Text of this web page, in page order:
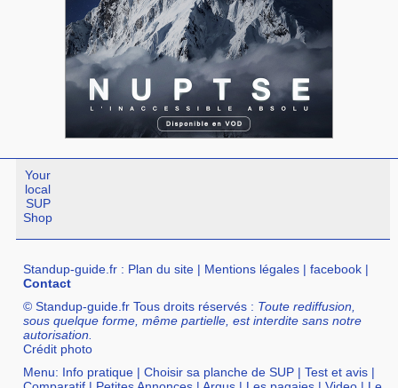
Your
local
SUP
Shop
Standup-guide.fr : Plan du site | Mentions légales |facebook |
Contact
© Standup-guide.fr Tous droits réservés : Toute rediffusion,
sous quelque forme, même partielle, est interdite sans notre
autorisation.
Crédit photo
Menu: Info pratique |Choisir sa planche de SUP |Test et avis |